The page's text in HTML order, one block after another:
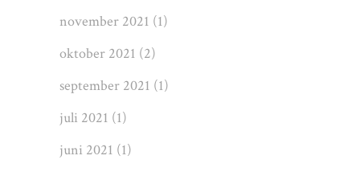
november 2021 (1)
oktober 2021 (2)
september 2021 (1)
juli 2021 (1)
juni 2021 (1)